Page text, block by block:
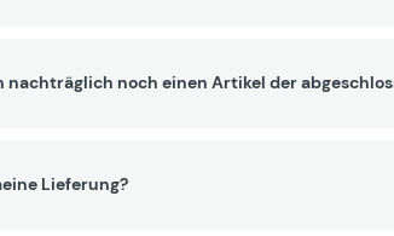
nachträglich noch einen Artikel der
Lieferung?